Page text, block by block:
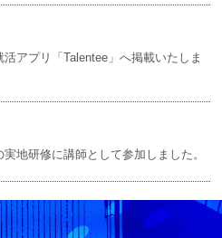
プリ「Talentee」へ掲載いたしま
地研修に講師として参加しました。